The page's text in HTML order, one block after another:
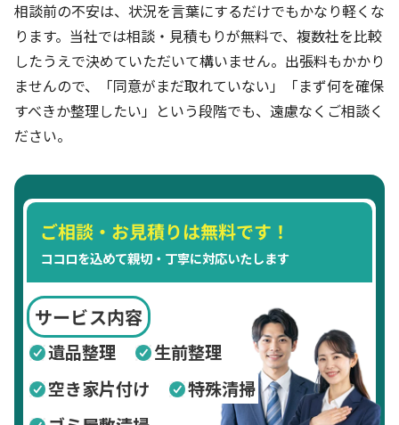
相談前の不安は、状況を言葉にするだけでもかなり軽くな
ります。当社では相談・見積もりが無料で、複数社を比較
したうえで決めていただいて構いません。出張料もかかり
ませんので、「同意がまだ取れていない」「まず何を確保
すべきか整理したい」という段階でも、遠慮なくご相談く
ださい。
ご相談・お見積りは無料です！
ココロを込めて親切・丁寧に対応いたします
サービス内容
遺品整理
生前整理
空き家片付け
特殊清掃